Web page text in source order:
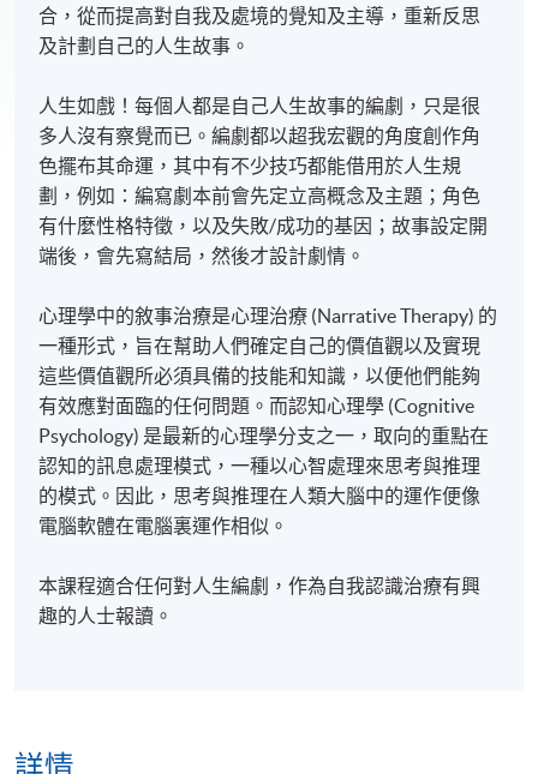
合，從而提高對自我及處境的覺知及主導，重新反思
及計劃自己的人生故事。
人生如戲！每個人都是自己人生故事的編劇，只是很
多人沒有察覺而已。編劇都以超我宏觀的角度創作角
色擺布其命運，其中有不少技巧都能借用於人生規
劃，例如：編寫劇本前會先定立高概念及主題；角色
有什麼性格特徵，以及失敗/成功的基因；故事設定開
端後，會先寫結局，然後才設計劇情。
心理學中的敘事治療是心理治療 (Narrative Therapy) 的
一種形式，旨在幫助人們確定自己的價值觀以及實現
這些價值觀所必須具備的技能和知識，以便他們能夠
有效應對面臨的任何問題。而認知心理學 (Cognitive
Psychology) 是最新的心理學分支之一，取向的重點在
認知的訊息處理模式，一種以心智處理來思考與推理
的模式。因此，思考與推理在人類大腦中的運作便像
電腦軟體在電腦裏運作相似。
本課程適合任何對人生編劇，作為自我認識治療有興
趣的人士報讀。
詳情